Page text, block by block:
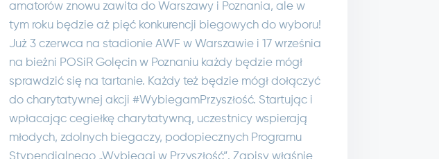
amatorów znowu zawita do Warszawy i Poznania, ale w
tym roku będzie aż pięć konkurencji biegowych do wyboru!
Już 3 czerwca na stadionie AWF w Warszawie i 17 września
na bieżni POSiR Golęcin w Poznaniu każdy będzie mógł
sprawdzić się na tartanie. Każdy też będzie mógł dołączyć
do charytatywnej akcji #WybiegamPrzyszłość. Startując i
wpłacając cegiełkę charytatywną, uczestnicy wspierają
młodych, zdolnych biegaczy, podopiecznych Programu